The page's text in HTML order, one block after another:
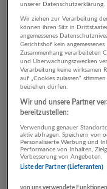
1
unserer Datenschutzerklärung.
Wir ziehen zur Verarbeitung
können ihren Sitz in
angemessenes
Gerichtshof kein
Zusammenhang verarbeiteten
und Überwachungszwecken
Verarbeitung keine wirksamen
auf „Cookies zulassen“
beiziehen dürfen.
Wir und unsere Partner
bereitzustellen:
Verwendung genauer
aktiv abfragen. Speichern von
Personalisierte Werbung und
Performance von Inhalten,
Verbesserung von Angeboten.
Liste der Partner (Lieferanten)